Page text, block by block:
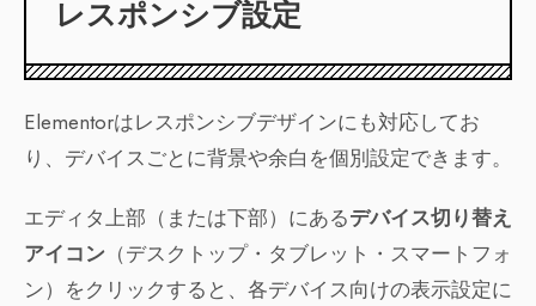
レスポンシブ設定
Elementorはレスポンシブデザインにも対応してお
り、デバイスごとに背景や余白を個別設定できます。
エディタ上部（または下部）にあるデバイス切り替え
アイコン （デスクトップ・タブレット・スマートフォ
ン）をクリックすると、各デバイス向けの表示設定に